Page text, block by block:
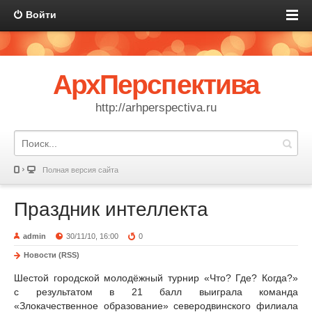
Войти
АрхПерспектива
http://arhperspectiva.ru
Полная версия сайта
Праздник интеллекта
admin 30/11/10, 16:00 0
Новости (RSS)
Шестой городской молодёжный турнир «Что? Где? Когда?»
с результатом в 21 балл выиграла команда
«Злокачественное образование» северодвинского филиала